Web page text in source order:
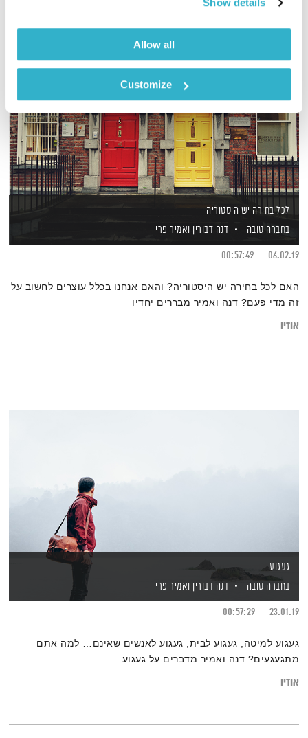
Show details
Allow all
Customize
לכל בחירה יש היסטוריה
בחברה טובה
דנה דבורין ואמיר פרי
06.02.19
00:57:49
האם לכל בחירה יש היסטוריה? והאם אנחנו בכלל עוצרים לחשוב על
זה מדי פעם? דנה ואמיר מבררים יחדיו
אודיו
געגוע
בחברה טובה
דנה דבורין ואמיר פרי
23.01.19
00:57:29
געגוע למיטה, געגוע לבית, געגוע לאנשים שאינם… למה אתם
מתגעגעים? דנה ואמיר מדברים על געגוע
אודיו